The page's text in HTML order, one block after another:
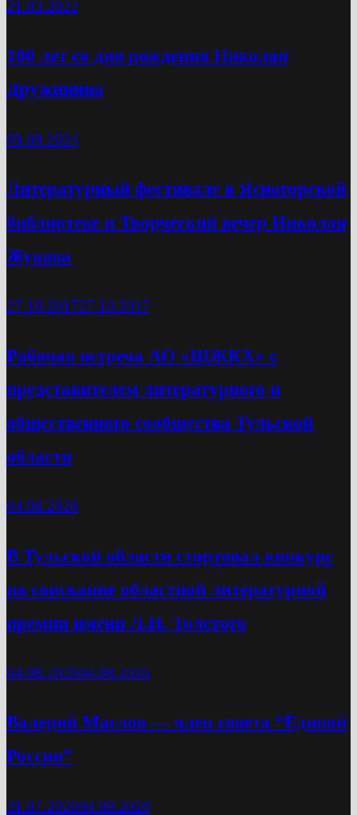
21.03.2022
100 лет со дня рождения Николая
Дружинина
09.08.2024
Литературный фестивале в Ясногорской
библиотеке и Творческий вечер Николая
Жукова
27.10.201727.10.2017
Рабочая встреча АО «ЩЖКХ» с
представителем литературного и
общественного сообщества Тульской
области
04.08.2026
В Тульской области стартовал конкурс
на соискание областной литературной
премии имени Л.Н. Толстого
04.08.202604.08.2026
Валерий Маслов — член совета “Единой
России”
31.07.202604.08.2026